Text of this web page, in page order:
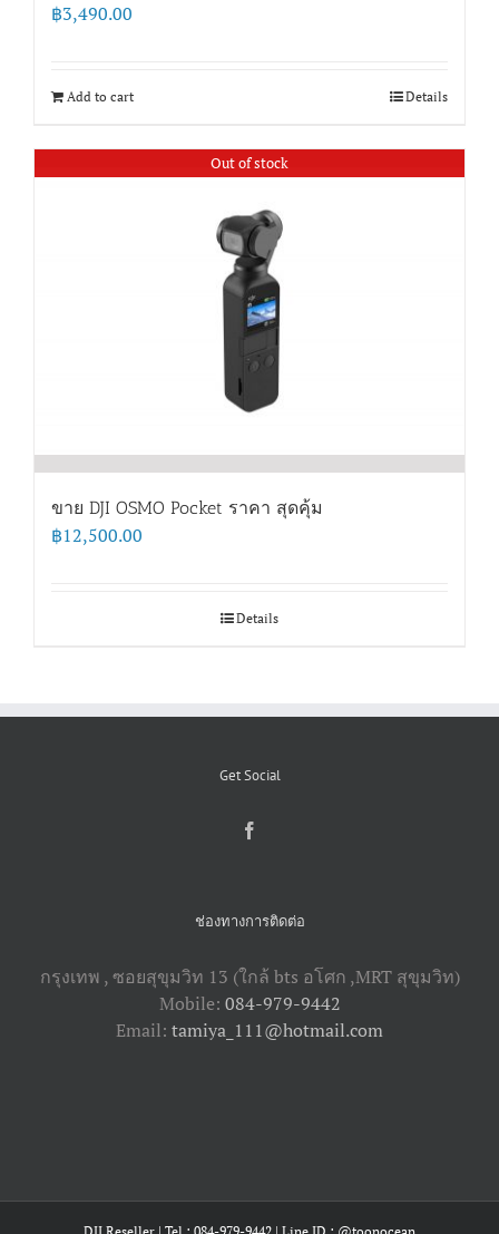
฿3,490.00
Add to cart Details
Out of stock
ขาย DJI OSMO Pocket ราคา สุดคุ้ม
฿12,500.00
Details
Get Social
ช่องทางการติดต่อ
กรุงเทพ , ซอยสุขุมวิท 13 (ใกล้ bts อโศก ,​MRT สุขุมวิท)
Mobile: 084-979-9442
Email: tamiya_111@hotmail.com